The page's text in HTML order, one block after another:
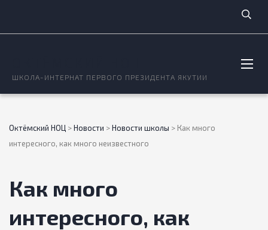
ШКОЛА-ИНТЕРНАТ ПЕРВОГО ПРЕЗИДЕНТА ЯКУТИИ
Октёмский НОЦ >Новости >Новости школы > Как много
интересного, как много неизвестного
Как много
интересного, как